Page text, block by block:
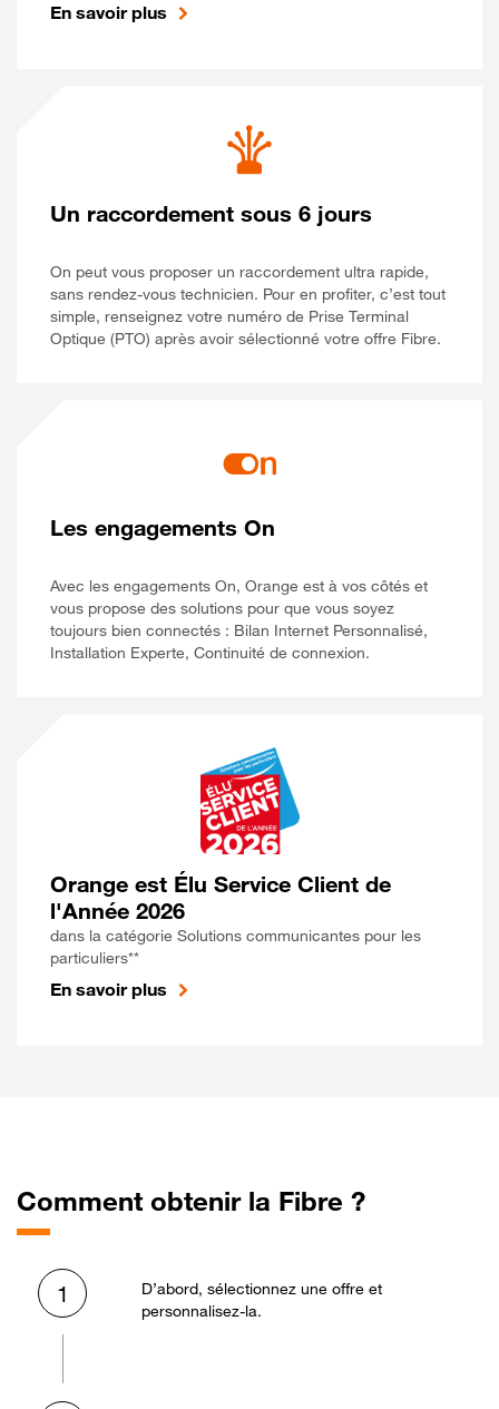
En savoir plus
Un raccordement sous 6 jours
On peut vous proposer un raccordement ultra rapide,
sans rendez-vous technicien. Pour en profiter, c’est tout
simple, renseignez votre numéro de Prise Terminal
Optique (PTO) après avoir sélectionné votre offre Fibre.
Les engagements On
Avec les engagements On, Orange est à vos côtés et
vous propose des solutions pour que vous soyez
toujours bien connectés : Bilan Internet Personnalisé,
Installation Experte, Continuité de connexion.
Orange est Élu Service Client de
l'Année 2026
dans la catégorie Solutions communicantes pour les
particuliers**
En savoir plus
Comment obtenir la Fibre ?
1
D’abord, sélectionnez une offre et
personnalisez-la.